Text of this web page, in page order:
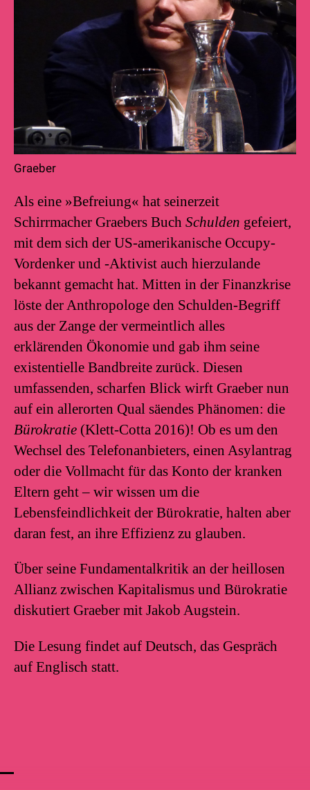
Graeber
Als eine »Befreiung« hat seinerzeit
Schirrmacher Graebers Buch Schulden gefeiert,
mit dem sich der US-amerikanische Occupy-
Vordenker und -Aktivist auch hierzulande
bekannt gemacht hat. Mitten in der Finanzkrise
löste der Anthropologe den Schulden-Begriff
aus der Zange der vermeintlich alles
erklärenden Ökonomie und gab ihm seine
existentielle Bandbreite zurück. Diesen
umfassenden, scharfen Blick wirft Graeber nun
auf ein allerorten Qual säendes Phänomen: die
Bürokratie (Klett-Cotta 2016)! Ob es um den
Wechsel des Telefonanbieters, einen Asylantrag
oder die Vollmacht für das Konto der kranken
Eltern geht – wir wissen um die
Lebensfeindlichkeit der Bürokratie, halten aber
daran fest, an ihre Effizienz zu glauben.
Über seine Fundamentalkritik an der heillosen
Allianz zwischen Kapitalismus und Bürokratie
diskutiert Graeber mit Jakob Augstein.
Die Lesung findet auf Deutsch, das Gespräch
auf Englisch statt.